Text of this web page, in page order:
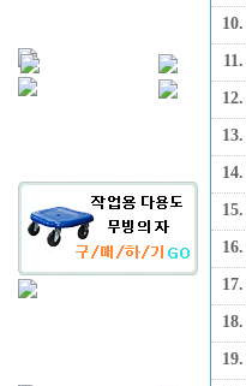
10.
11.
12.
13.
14.
15.
16.
17.
18.
19.